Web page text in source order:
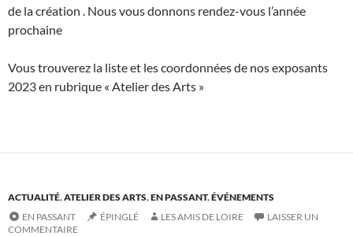
de la création . Nous vous donnons rendez-vous l’année
prochaine
Vous trouverez la liste et les coordonnées de nos exposants
2023 en rubrique « Atelier des Arts »
ACTUALITÉ,ATELIER DES ARTS,EN PASSANT,ÉVÉNEMENTS
EN PASSANT
ÉPINGLÉ LES AMIS DE LOIRE
LAISSER UN
COMMENTAIRE